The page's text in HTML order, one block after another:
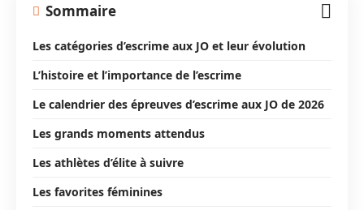
Sommaire
Les catégories d’escrime aux JO et leur évolution
L’histoire et l’importance de l’escrime
Le calendrier des épreuves d’escrime aux JO de 2026
Les grands moments attendus
Les athlètes d’élite à suivre
Les favorites féminines